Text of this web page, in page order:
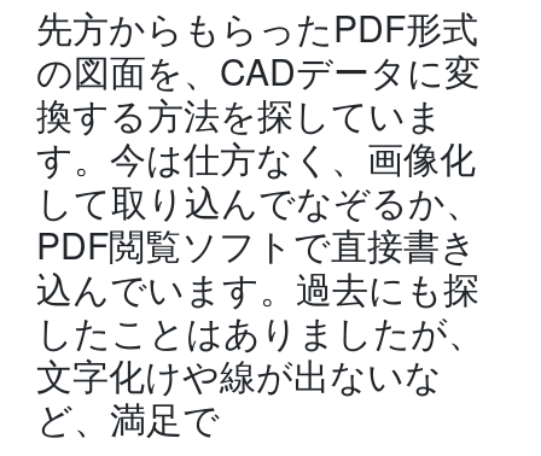
先方からもらったPDF形式
の図面を、CADデータに変
換する方法を探していま
す。今は仕方なく、画像化
して取り込んでなぞるか、
PDF閲覧ソフトで直接書き
込んでいます。過去にも探
したことはありましたが、
文字化けや線が出ないな
ど、満足で